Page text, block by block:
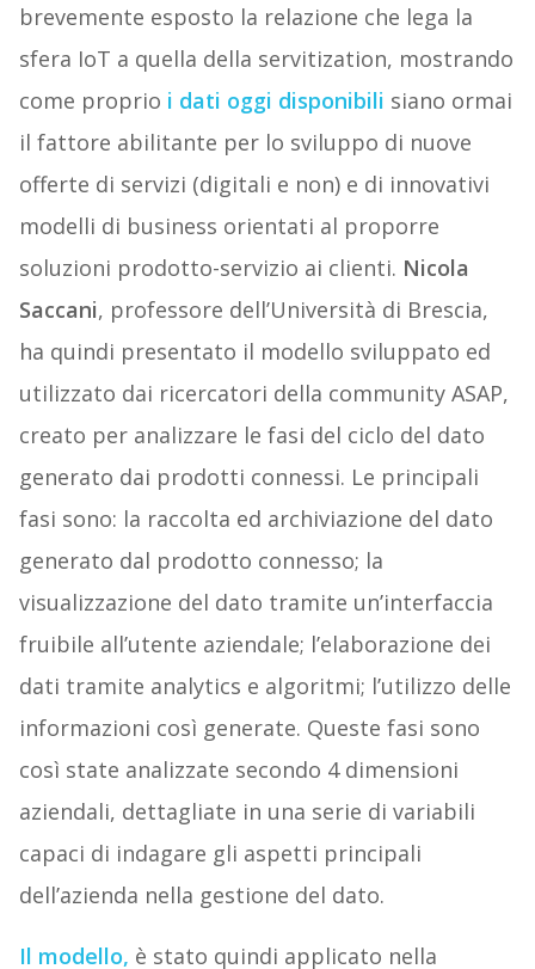
brevemente esposto la relazione che lega la
sfera IoT a quella della servitization, mostrando
come proprio i dati oggi disponibili siano ormai
il fattore abilitante per lo sviluppo di nuove
offerte di servizi (digitali e non) e di innovativi
modelli di business orientati al proporre
soluzioni prodotto-servizio ai clienti. Nicola
Saccani, professore dell’Università di Brescia,
ha quindi presentato il modello sviluppato ed
utilizzato dai ricercatori della community ASAP,
creato per analizzare le fasi del ciclo del dato
generato dai prodotti connessi. Le principali
fasi sono: la raccolta ed archiviazione del dato
generato dal prodotto connesso; la
visualizzazione del dato tramite un’interfaccia
fruibile all’utente aziendale; l’elaborazione dei
dati tramite analytics e algoritmi; l’utilizzo delle
informazioni così generate. Queste fasi sono
così state analizzate secondo 4 dimensioni
aziendali, dettagliate in una serie di variabili
capaci di indagare gli aspetti principali
dell’azienda nella gestione del dato.
Il modello, è stato quindi applicato nella